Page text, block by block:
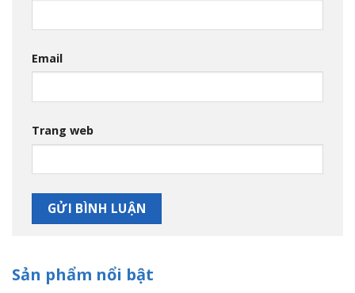
Email
Trang web
Sản phẩm nổi bật